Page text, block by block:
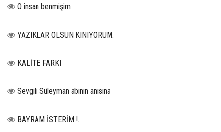
O insan benmişim
YAZIKLAR OLSUN KINIYORUM.
KALİTE FARKI
Sevgili Süleyman abinin anısına
BAYRAM İSTERİM !..